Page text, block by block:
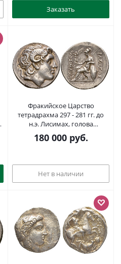
Заказать
Фракийское Царство
тетрадрахма 297 - 281 гг. до
н.э. Лисимах, голова
Александра Великого с
рогами в виде бога Аммона/
копье и щит, слева звезда,
чеканка - г. Лампсак, 17,04 гр,
180 000руб.
Нет в наличии